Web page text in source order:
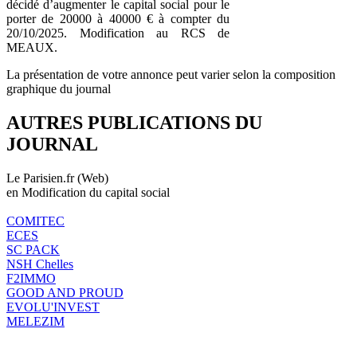
décidé d’augmenter le capital social pour le
porter de 20000 à 40000 € à compter du
20/10/2025. Modification au RCS de
MEAUX.
La présentation de votre annonce peut varier selon la composition
graphique du journal
AUTRES PUBLICATIONS DU
JOURNAL
Le Parisien.fr (Web)
en Modification du capital social
COMITEC
ECES
SC PACK
NSH Chelles
F2IMMO
GOOD AND PROUD
EVOLU'INVEST
MELEZIM